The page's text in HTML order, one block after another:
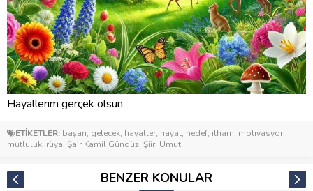
Hayallerim gerçek olsun
ETİKETLER: başarı, gelecek, hayaller, hayat, hedef, ilham, motivasyon,
mutluluk, rüya, Şair Kamil Gündüz, Şiir, Umut
BENZER KONULAR